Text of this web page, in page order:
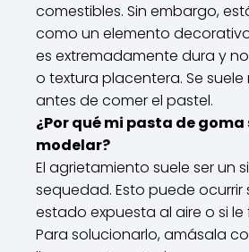
comestibles. Sin embargo,
como un elemento
es extremadamente dura y
o textura placentera. Se
antes de comer el pastel.
¿Por qué mi pasta de
modelar?
El agrietamiento suele ser un
sequedad. Esto puede ocurrir
estado expuesta al aire o si
Para solucionarlo, amásala